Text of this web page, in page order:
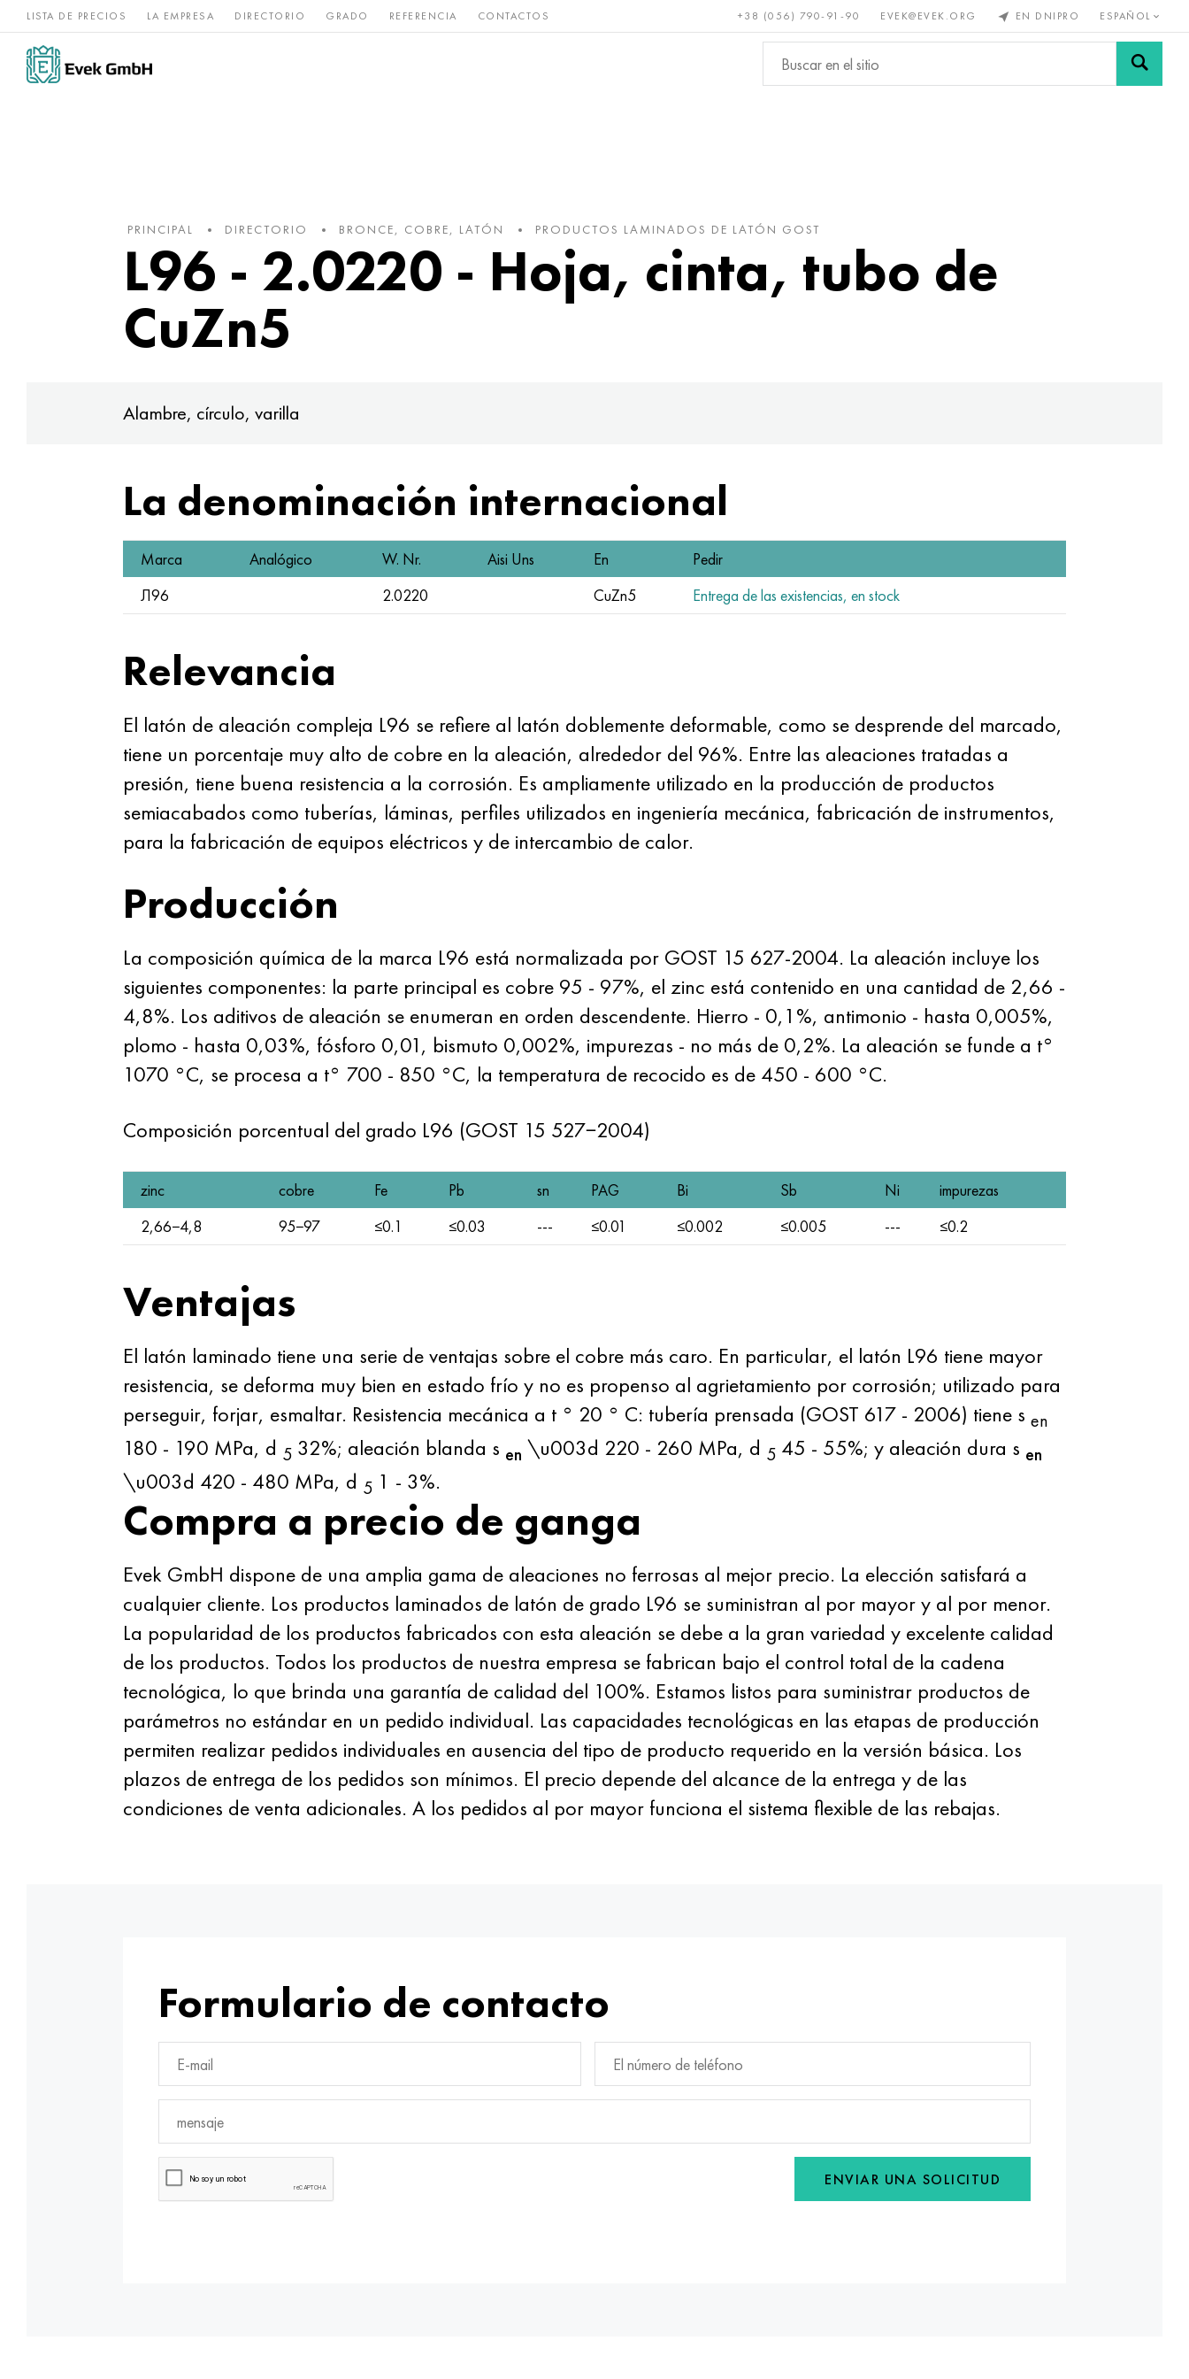
LISTA DE PRECIOS LA EMPRESA DIRECTORIO GRADO REFERENCIA CONTACTOS +38 (056) 790-91-90 EVEK@EVEK.ORG EN DNIPRO ESPAÑOL
Aleaciones de
níquel
acero Raro y Bronce, cobre, Metales no
ferrosos
Aleación de Mallas y
PRINCIPAL DIRECTORIO BRONCE, COBRE, LATÓN PRODUCTOS LAMINADOS DE LATÓN GOST
L96 - 2.0220 - Hoja, cinta, tubo de
CuZn5
Alambre, círculo, varilla
La denominación internacional
Marca Analógico W. Nr. Aisi Uns En
Pedir
Л96
2.0220 CuZn5 Entrega de las existencias, en stock
Relevancia
El latón de aleación compleja L96 se refiere al latón doblemente deformable, como se desprende del marcado,
tiene un porcentaje muy alto de cobre en la aleación, alrededor del 96%. Entre las aleaciones tratadas a
presión, tiene buena resistencia a la corrosión. Es ampliamente utilizado en la producción de productos
semiacabados como tuberías, láminas, perfiles utilizados en ingeniería mecánica, fabricación de instrumentos,
para la fabricación de equipos eléctricos y de intercambio de calor.
Producción
La composición química de la marca L96 está normalizada por GOST 15 627-2004. La aleación incluye los
siguientes componentes: la parte principal es cobre 95 - 97%, el zinc está contenido en una cantidad de 2,66 -
4,8%. Los aditivos de aleación se enumeran en orden descendente. Hierro - 0,1%, antimonio - hasta 0,005%,
plomo - hasta 0,03%, fósforo 0,01, bismuto 0,002%, impurezas - no más de 0,2%. La aleación se funde a t°
1070 °C, se procesa a t° 700 - 850 °C, la temperatura de recocido es de 450 - 600 °C.
Composición porcentual del grado L96 (GOST 15 527−2004)
zinc cobre Fe Pb sn PAG Bi Sb Ni
impurezas
2,66−4,8
95−97 ≤0.1 ≤0.03 --- ≤0.01 ≤0.002 ≤0.005 --- ≤0.2
Ventajas
El latón laminado tiene una serie de ventajas sobre el cobre más caro. En particular, el latón L96 tiene mayor
resistencia, se deforma muy bien en estado frío y no es propenso al agrietamiento por corrosión; utilizado para
perseguir, forjar, esmaltar. Resistencia mecánica a t ° 20 ° C: tubería prensada (GOST 617 - 2006) tiene s en
180 - 190 MPa, d 532%; aleación blanda s en \u003d 220 - 260 MPa, d 545 - 55%; y aleación dura s en
\u003d 420 - 480 MPa, d 51 - 3%.
Compra a precio de ganga
Evek GmbH dispone de una amplia gama de aleaciones no ferrosas al mejor precio. La elección satisfará a
cualquier cliente. Los productos laminados de latón de grado L96 se suministran al por mayor y al por menor.
La popularidad de los productos fabricados con esta aleación se debe a la gran variedad y excelente calidad
de los productos. Todos los productos de nuestra empresa se fabrican bajo el control total de la cadena
tecnológica, lo que brinda una garantía de calidad del 100%. Estamos listos para suministrar productos de
parámetros no estándar en un pedido individual. Las capacidades tecnológicas en las etapas de producción
permiten realizar pedidos individuales en ausencia del tipo de producto requerido en la versión básica. Los
plazos de entrega de los pedidos son mínimos. El precio depende del alcance de la entrega y de las
condiciones de venta adicionales. A los pedidos al por mayor funciona el sistema flexible de las rebajas.
Formulario de contacto
ENVIAR UNA SOLICITUD